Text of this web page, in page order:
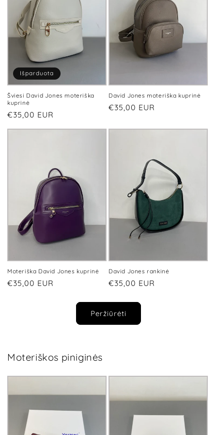
Išparduota
Šviesi David Jones moteriška
kuprinė
Įprasta
kaina
€35,00 EUR
David Jones moteriška kuprinė
Įprasta
€35,00 EUR
Moteriška David Jones kuprinė
Įprasta
€35,00 EUR
David Jones rankinė
Įprasta
€35,00 EUR
Peržiūrėti
Moteriškos piniginės